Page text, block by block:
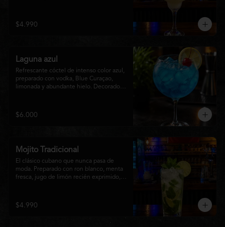
cóctel equilibrado, de notas cítricas y
sabor intenso, perfecto para disfrutar en
$4.990
Laguna azul
Refrescante cóctel de intenso color azul,
preparado con vodka, Blue Curaçao,
limonada y abundante hielo. Decorado
final fresco, ideal para cualquier ocasión.
$6.000
Mojito Tradicional
El clásico cubano que nunca pasa de
moda. Preparado con ron blanco, menta
fresca, jugo de limón recién exprimido,
aromático y perfectamente equilibrado,
ideal para disfrutar en cualquier ocasión.
$4.990